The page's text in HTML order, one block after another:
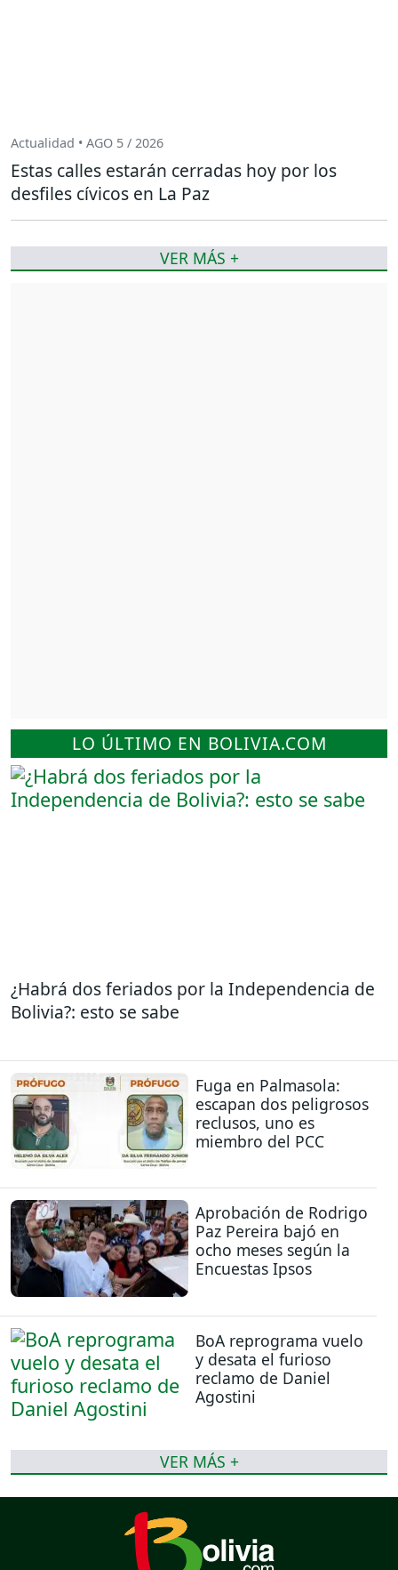
LO ÚLTIMO EN BOLIVIA.COM
¿Habrá dos feriados por la Independencia de
Bolivia?: esto se sabe
Fuga en Palmasola:
escapan dos peligrosos
reclusos, uno es
miembro del PCC
Aprobación de Rodrigo
Paz Pereira bajó en
ocho meses según la
Encuestas Ipsos
BoA reprograma vuelo
y desata el furioso
reclamo de Daniel
Agostini
VER MÁS +
Actualidad • AGO 5 / 2026
Estas calles estarán cerradas hoy por los
desfiles cívicos en La Paz
VER MÁS +